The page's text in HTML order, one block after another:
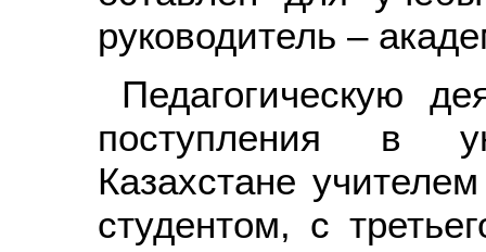
руководитель –
Педагогическую
поступления в
Казахстане
студентом, с